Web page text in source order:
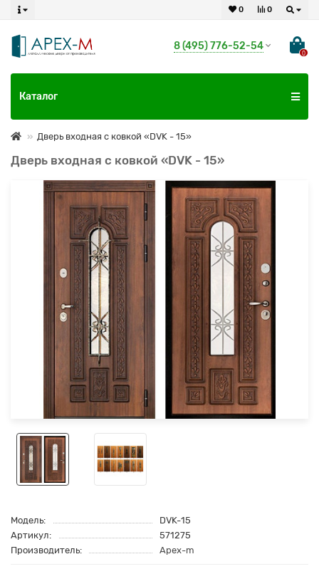
0
0
8 (495) 776-52-54
0
Каталог
Дверь входная с ковкой «DVK - 15»
Дверь входная с ковкой «DVK - 15»
Модель:
DVK-15
Артикул:
571275
Производитель:
Apex-m